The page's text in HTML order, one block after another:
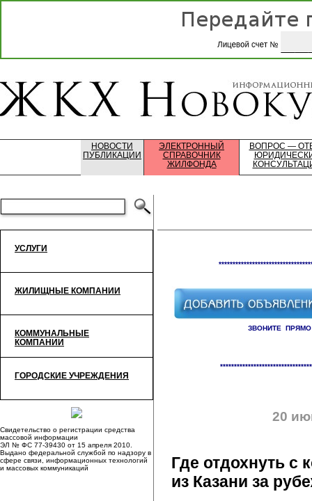
НОВОСТИ
ПУБЛИКАЦИИ
ЭЛЕКТРОННЫЙ
СПРАВОЧНИК
ЖИЛФОНДА
ВОПРОС —
УСЛУГИ
ЖИЛИЩНЫЕ КОМПАНИИ
КОММУНАЛЬНЫЕ
КОМПАНИИ
ГОРОДСКИЕ УЧРЕЖДЕНИЯ
Свидетельство о регистрации средства
массовой информации
ЭЛ № ФС 77-39430 от 15 апреля 2010.
Выдано федеральной службой по надзору в
сфере связи, информационных технологий
и массовых коммуникаций
ЗВОНИТЕ
20
Где отдохнуть
из Казани за